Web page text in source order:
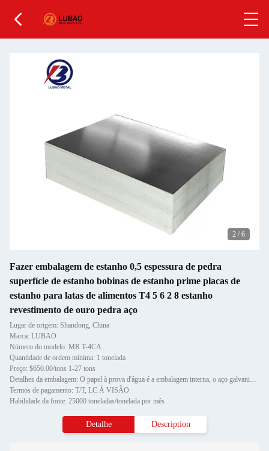
2 / 6
Fazer embalagem de estanho 0,5 espessura de pedra
superfície de estanho bobinas de estanho prime placas de
estanho para latas de alimentos T4 5 6 2 8 estanho
revestimento de ouro pedra aço
Lugar de origem: Shandong, China
Marca: LUBAO
Número do modelo: MR T-4CA
Quantidade de ordem mínima: 1 tonelada
Preço: $650.00/tons 1-27 tons
Detalhes da embalagem: O papel à prova d'água é a embalagem interna, o aço galvanizado ou a chapa de aço revestida é a emba
Termos de pagamento: T/T, LC À VISÃO
Habilidade da fonte: 25000 toneladas/tonelada por mês
Detalhe Description